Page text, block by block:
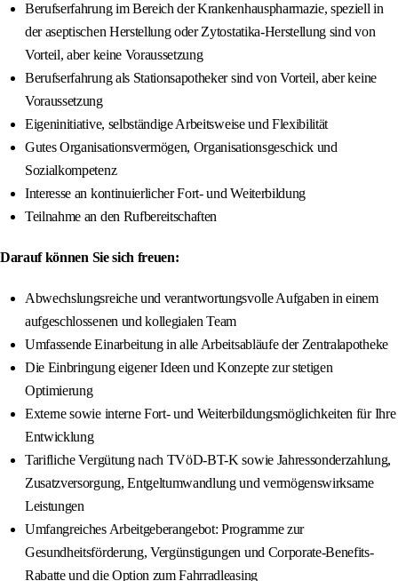
Berufserfahrung im Bereich der Krankenhauspharmazie, speziell in
der aseptischen Herstellung oder Zytostatika-Herstellung sind von
Vorteil, aber keine Voraussetzung
Berufserfahrung als Stationsapotheker sind von Vorteil, aber keine
Voraussetzung
Eigeninitiative, selbständige Arbeitsweise und Flexibilität
Gutes Organisationsvermögen, Organisationsgeschick und
Sozialkompetenz
Interesse an kontinuierlicher Fort- und Weiterbildung
Teilnahme an den Rufbereitschaften
Darauf können Sie sich freuen:
Abwechslungsreiche und verantwortungsvolle Aufgaben in einem
aufgeschlossenen und kollegialen Team
Umfassende Einarbeitung in alle Arbeitsabläufe der Zentralapotheke
Die Einbringung eigener Ideen und Konzepte zur stetigen
Optimierung
Externe sowie interne Fort- und Weiterbildungsmöglichkeiten für Ihre
Entwicklung
Tarifliche Vergütung nach TVöD-BT-K sowie Jahressonderzahlung,
Zusatzversorgung, Entgeltumwandlung und vermögenswirksame
Leistungen
Umfangreiches Arbeitgeberangebot: Programme zur
Gesundheitsförderung, Vergünstigungen und Corporate-Benefits-
Rabatte und die Option zum Fahrradleasing